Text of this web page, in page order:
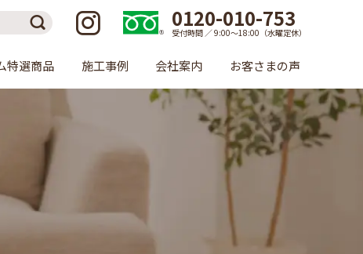
0120-010-753
受付時間 ／ 9:00〜18:00（水曜定休）
特選商品 施工事例 会社案内 お客さまの声